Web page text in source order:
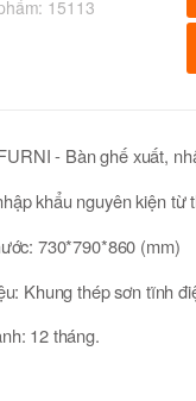
15113
- Bàn ghế xuất,
khẩu nguyên kiện từ
730*790*860 (mm)
Khung thép sơn tĩnh
12 tháng.